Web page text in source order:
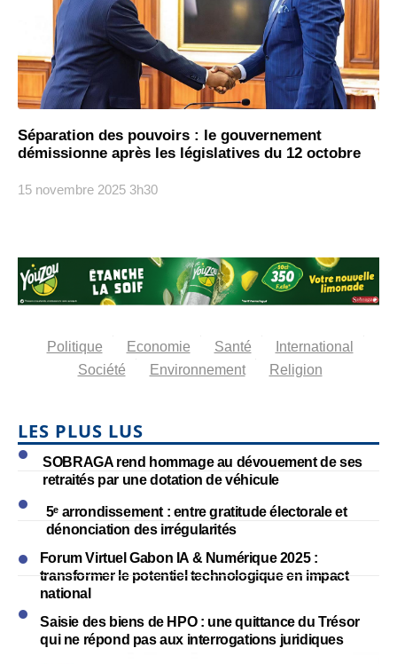
Séparation des pouvoirs : le gouvernement
démissionne après les législatives du 12 octobre
15 novembre 2025 3h30
Politique Economie Santé
International
Société
Environnement Religion
LES PLUS LUS
SOBRAGA rend hommage au dévouement de ses
retraités par une dotation de véhicule
5ᵉ arrondissement : entre gratitude électorale et
dénonciation des irrégularités
Forum Virtuel Gabon IA & Numérique 2025 :
transformer le potentiel technologique en impact
national
Saisie des biens de HPO : une quittance du Trésor
qui ne répond pas aux interrogations juridiques